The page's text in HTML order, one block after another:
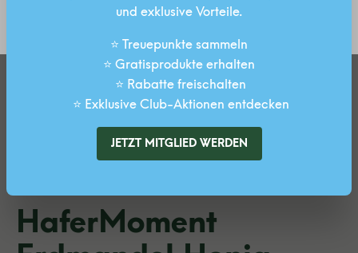
HaferMoment
und exklusive Vorteile.
⭐ Treuepunkte sammeln
⭐ Gratisprodukte erhalten
⭐ Rabatte freischalten
⭐ Exklusive Club-Aktionen entdecken
JETZT MITGLIED WERDEN
SPEICHERN